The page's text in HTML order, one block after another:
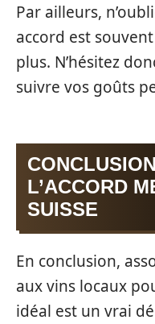
Par ailleurs,
accord est
plus. N’hésitez
suivre vos goûts
L’ACCORD
SUISSE
En conclusion,
aux vins locaux
idéal est un vrai